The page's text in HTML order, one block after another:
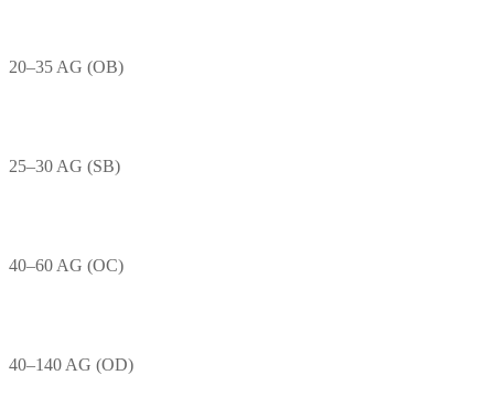
20–35 AG (OB)
25–30 AG (SB)
40–60 AG (OC)
40–140 AG (OD)